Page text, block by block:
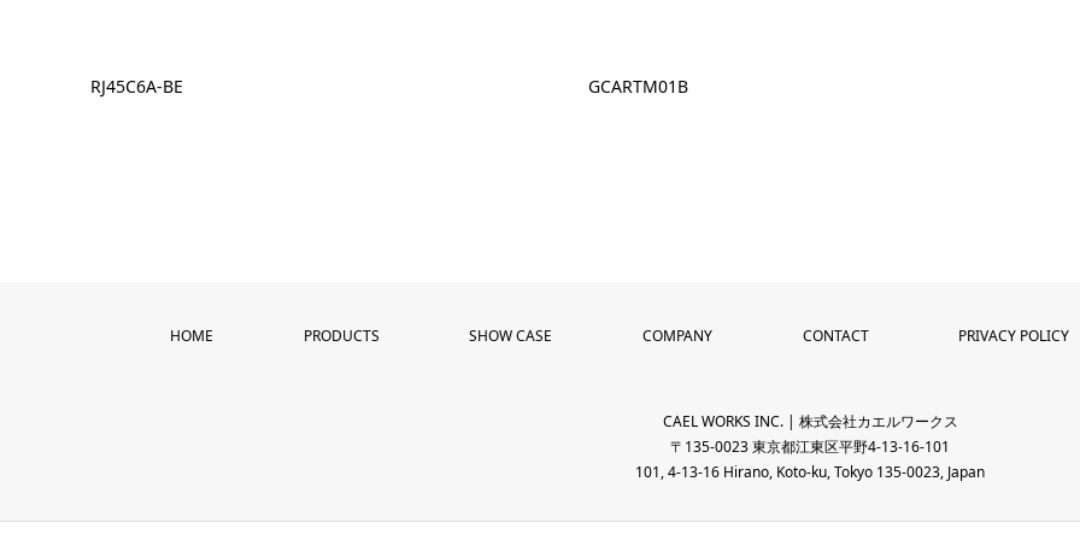
RJ45C6A-BE GCARTM01B
HOME PRODUCTS SHOW CASE COMPANY CONTACT PRIVACY POLICY
CAEL WORKS INC. | 株式会社カエルワークス
〒135-0023 東京都江東区平野4-13-16-101
101, 4-13-16 Hirano, Koto-ku, Tokyo 135-0023, Japan